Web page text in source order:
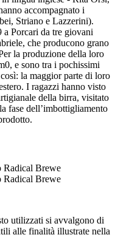
accompagnato i
Striano e Lazzerini).
Porcari da tre giovani
che producono grano
la produzione della loro
e sono tra i pochissimi
la maggior parte di loro
I ragazzi hanno visto
della birra, visitato
fase dell’imbottigliamento
utilizzati si avvalgono di
alle finalità illustrate nella